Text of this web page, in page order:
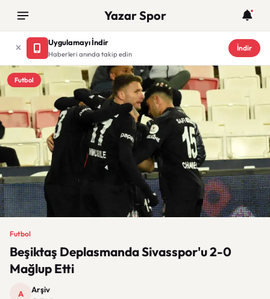
Yazar Spor
Uygulamayı İndir
Haberleri anında takip edin
İndir
Futbol
Futbol
Beşiktaş Deplasmanda Sivasspor'u 2-0
Mağlup Etti
A Arşiv